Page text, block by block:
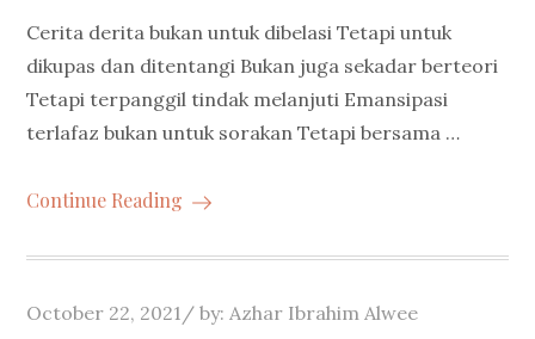
Cerita derita bukan untuk dibelasi Tetapi untuk
dikupas dan ditentangi Bukan juga sekadar berteori
Tetapi terpanggil tindak melanjuti Emansipasi
terlafaz bukan untuk sorakan Tetapi bersama …
Continue Reading
Posted
October 22, 2021 by: Azhar Ibrahim Alwee